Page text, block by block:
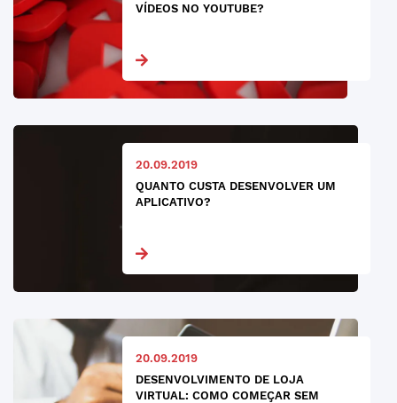
VÍDEOS NO YOUTUBE?
20.09.2019
QUANTO CUSTA DESENVOLVER UM
APLICATIVO?
20.09.2019
DESENVOLVIMENTO DE LOJA
VIRTUAL: COMO COMEÇAR SEM